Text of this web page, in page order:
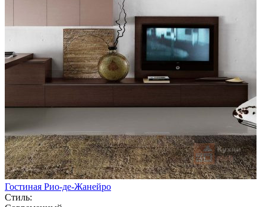
Гостиная Рио-де-Жанейро
Стиль: